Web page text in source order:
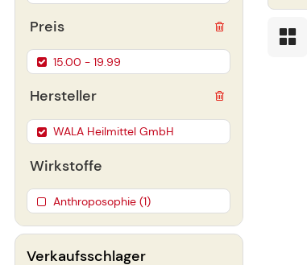
Preis
15.00 - 19.99
Hersteller
WALA Heilmittel GmbH
Wirkstoffe
Anthroposophie (1)
Verkaufsschlager